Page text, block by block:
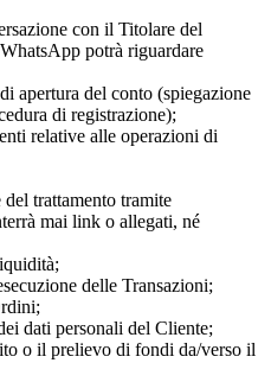
con il Titolare del
potrà riguardare
apertura del conto (spiegazione
di registrazione);
relative alle operazioni di
trattamento tramite
mai link o allegati, né
delle Transazioni;
dati personali del Cliente;
o il prelievo di fondi da/verso il